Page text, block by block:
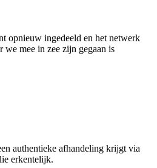
opnieuw ingedeeld en het netwerk
we mee in zee zijn gegaan is
authentieke afhandeling krijgt via
erkentelijk.